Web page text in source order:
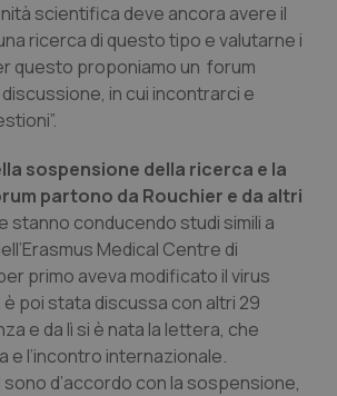
di Trento
& Scompenso
Crohn & Rettocolite Ulcerosa
& patologie neurodegenerative
scientifica deve ancora avere il
ricerca di questo tipo e valutarne i
questo proponiamo un forum
in cui incontrarci e
sospensione della ricerca e la
partono da Rouchier e da altri
stanno conducendo studi simili a
Medical Centre di
primo aveva modificato il virus
è poi stata discussa con altri 29
e da lì si è nata la lettera, che
e l’incontro internazionale.
d’accordo con la sospensione,